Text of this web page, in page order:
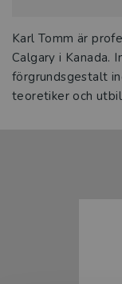
Karl Tomm är
Calgary i Kanada.
förgrundsgestalt
teoretiker och